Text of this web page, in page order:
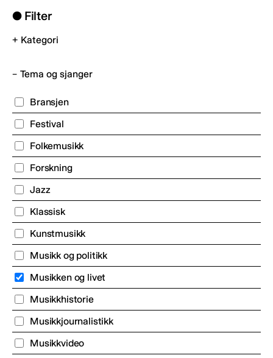
 Filter
Kategori
Tema og sjanger
Bransjen
Festival
Folkemusikk
Forskning
Jazz
Klassisk
Kunstmusikk
Musikk og politikk
Musikken og livet
Musikkhistorie
Musikkjournalistikk
Musikkvideo